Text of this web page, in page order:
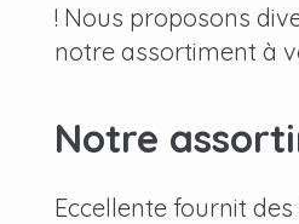
! Nous proposons
notre assortiment à
Notre
Eccellente fournit